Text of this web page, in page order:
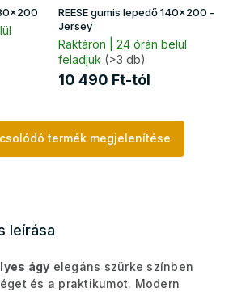
REESE gumis lepedő 140x200 -
Jersey
Raktáron | 24 órán belül
feladjuk (>3 db)
10 490 Ft-tól
termék megjelenítése
leírása
ágy elegáns szürke színben
és a praktikumot. Modern